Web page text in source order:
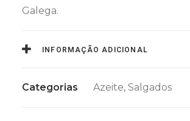
Galega.
INFORMAÇÃO ADICIONAL
Categorias Azeite, Salgados